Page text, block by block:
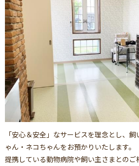
「安心＆安全」なサービスを理念とし、
ゃん・ネコちゃんをお預かりいたします。
提携している動物病院や飼い主さまとの